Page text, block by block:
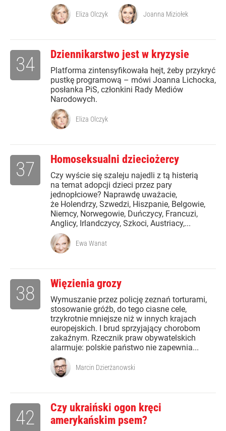
Eliza Olczyk Joanna Miziołek
Dziennikarstwo jest w kryzysie
Platforma zintensyfikowała hejt, żeby przykryć
pustkę programową – mówi Joanna Lichocka,
posłanka PiS, członkini Rady Mediów
Narodowych.
34
Eliza Olczyk
Homoseksualni dzieciożercy
Czy wyście się szaleju najedli z tą histerią
na temat adopcji dzieci przez pary
jednopłciowe? Naprawdę uważacie,
że Holendrzy, Szwedzi, Hiszpanie, Belgowie,
Niemcy, Norwegowie, Duńczycy, Francuzi,
Anglicy, Irlandczycy, Szkoci, Austriacy,...
37
Ewa Wanat
Więzienia grozy
Wymuszanie przez policję zeznań torturami,
stosowanie gróźb, do tego ciasne cele,
trzykrotnie mniejsze niż w innych krajach
europejskich. I brud sprzyjający chorobom
zakaźnym. Rzecznik praw obywatelskich
alarmuje: polskie państwo nie zapewnia...
38
Marcin Dzierżanowski
Czy ukraiński ogon kręci
amerykańskim psem?
42